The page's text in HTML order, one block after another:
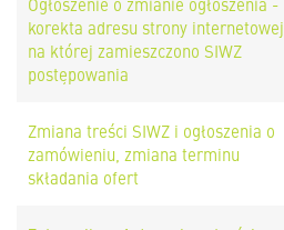
korekta adresu strony internetowej
na której zamieszczono SIWZ
postępowania
Zmiana treści SIWZ i ogłoszenia o
zamówieniu, zmiana terminu
składania ofert